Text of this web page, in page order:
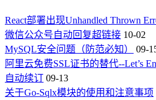
React部署出现Unhandled Thrown
微信公众号自动回复超链接 10-02
MySQL安全问题（防范必知）
09-
阿里云免费SSL证书的替代--Let’s
自动续订 09-13
关于Go-Sqlx模块的使用和注意事项